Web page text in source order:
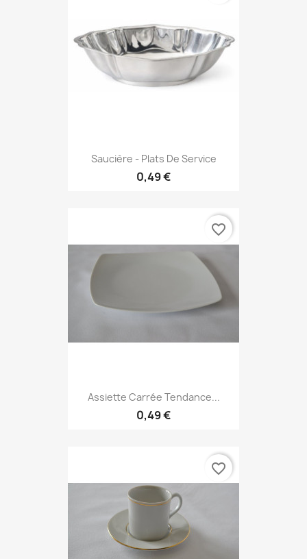
Saucière - Plats De Service
0,49 €
Assiette Carrée Tendance...
0,49 €
favorite_border
favorite_border